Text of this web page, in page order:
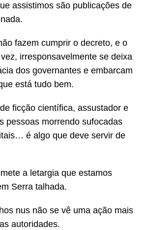
assistimos são publicações de
fazem cumprir o decreto, e o
irresponsavelmente se deixa
dos governantes e embarcam
está tudo bem.
ficção científica, assustador e
pessoas morrendo sufocadas
é algo que deve servir de
a letargia que estamos
Serra talhada.
nus não se vê uma ação mais
autoridades.